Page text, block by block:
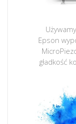
Epson
gładkość